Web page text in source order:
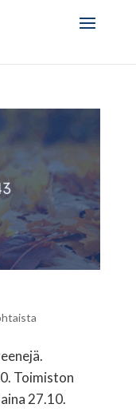
Toimiston
27.10.